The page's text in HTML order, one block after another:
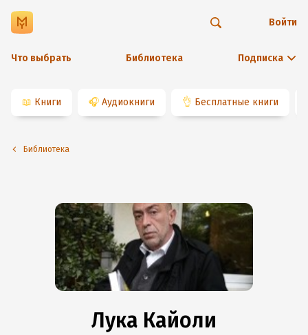
Что выбрать Библиотека Подписка
Войти
📖 Книги 🎧 Аудиокниги 👌 Бесплатные книги
Библиотека
Лука Кайоли